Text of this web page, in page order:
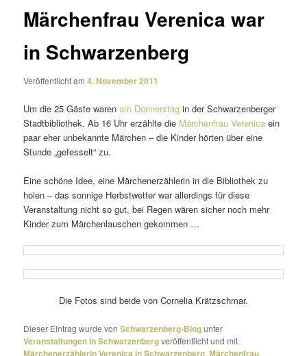
Märchenfrau Verenica war
in Schwarzenberg
Veröffentlicht am4. November 2011
Um die 25 Gäste warenam Donnerstag in der Schwarzenberger
Stadtbibliothek. Ab 16 Uhr erzählte die Märchenfrau Verenica ein
paar eher unbe­kannte Märchen – die Kinder hörten über eine
Stunde „gefes­selt“ zu.
Eine schöne Idee, eine Märchenerzählerin in die Bibliothek zu
holen – das sonnige Herbstwetter war aller­dings für diese
Veranstaltung nicht so gut, bei Regen wären sicher noch mehr
Kinder zum Märchenlauschen gekommen …
Die Fotos sind beide von Cornelia Krätzschmar.
Dieser Eintrag wurde vonSchwarzenberg-Blogunter
Veranstaltungen in Schwarzenbergveröffentlicht und mit
Märchenerzählerin Verenica in Schwarzenberg,Märchenfrau